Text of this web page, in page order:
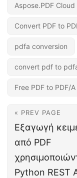
Aspose.PDF
Convert PDF to
pdfa conversion
convert pdf to
Free PDF to PDF/
« PREV PAGE
Εξαγωγή
από PDF
Python REST